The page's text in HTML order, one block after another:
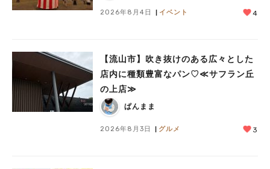
2026年8月4日 イベント 4
【流山市】吹き抜けのある広々とした
店内に種類豊富なパン♡≪サフラン丘
の上店≫
ぱんまま
2026年8月3日 グルメ 3